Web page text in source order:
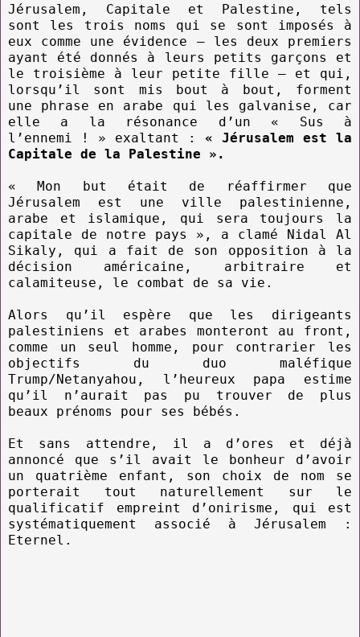
Jérusalem, Capitale et Palestine, tels
sont les trois noms qui se sont imposés à
eux comme une évidence – les deux premiers
ayant été donnés à leurs petits garçons et
le troisième à leur petite fille – et qui,
lorsqu’il sont mis bout à bout, forment
une phrase en arabe qui les galvanise, car
elle a la résonance d’un « Sus à
l’ennemi ! » exaltant : « Jérusalem est la
Capitale de la Palestine ».
« Mon but était de réaffirmer que
Jérusalem est une ville palestinienne,
arabe et islamique, qui sera toujours la
capitale de notre pays », a clamé Nidal Al
Sikaly, qui a fait de son opposition à la
décision américaine, arbitraire et
calamiteuse, le combat de sa vie.
Alors qu’il espère que les dirigeants
palestiniens et arabes monteront au front,
comme un seul homme, pour contrarier les
objectifs du duo maléfique
Trump/Netanyahou, l’heureux papa estime
qu’il n’aurait pas pu trouver de plus
beaux prénoms pour ses bébés.
Et sans attendre, il a d’ores et déjà
annoncé que s’il avait le bonheur d’avoir
un quatrième enfant, son choix de nom se
porterait tout naturellement sur le
qualificatif empreint d’onirisme, qui est
systématiquement associé à Jérusalem :
Eternel.